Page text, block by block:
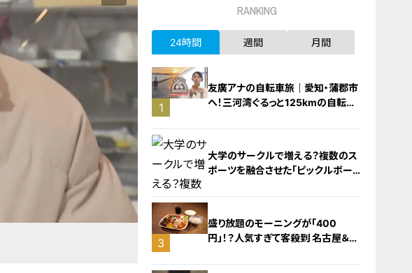
RANKING
24時間 週間 月間
1
友廣アナの自転車旅｜愛知・蒲郡市
へ！三河湾ぐるっと125kmの自転車
大学のサークルで増える？複数のス
ポーツを融合させた「ピックルボー
3
盛り放題のモーニングが「400
円」！？人気すぎて客殺到 名古屋＆岐